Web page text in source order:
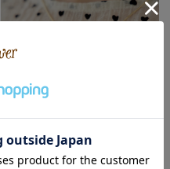
＼ニッケルフリー加工♪／
ribbon charm necklace～ﾘﾎﾞﾝﾁｬｰﾑﾈ